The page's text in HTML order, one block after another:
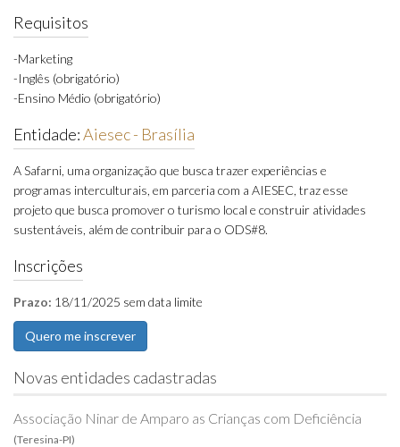
Requisitos
-Marketing
-Inglês (obrigatório)
-Ensino Médio (obrigatório)
Entidade:Aiesec - Brasília
A Safarni, uma organização que busca trazer experiências e
programas interculturais, em parceria com a AIESEC, traz esse
projeto que busca promover o turismo local e construir atividades
sustentáveis, além de contribuir para o ODS#8.
Inscrições
Prazo: 18/11/2025 sem data limite
Novas entidades cadastradas
Associação Ninar de Amparo as Crianças com Deficiência
(Teresina-PI)